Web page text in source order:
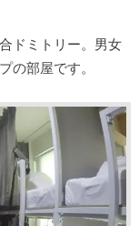
ドミトリー。男女
の部屋です。